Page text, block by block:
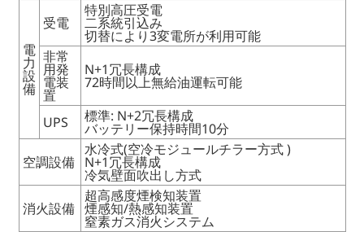
電
力
設
備
受電
特別高圧受電
二系統引込み
切替により3変電所が利用可能
非常
用発
電装
置
N+1冗長構成
72時間以上無給油運転可能
UPS 標準: N+2冗長構成
バッテリー保持時間10分
空調設備
水冷式(空冷モジュールチラー方式 )
N+1冗長構成
冷気壁面吹出し方式
消火設備
超高感度煙検知装置
煙感知/熱感知装置
窒素ガス消火システム